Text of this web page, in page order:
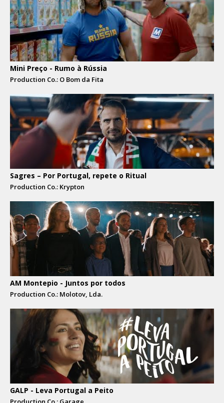
Mini Preço - Rumo à Rússia
Production Co.: O Bom da Fita
Sagres – Por Portugal, repete o Ritual
Production Co.: Krypton
AM Montepio - Juntos por todos
Production Co.: Molotov, Lda.
GALP - Leva Portugal a Peito